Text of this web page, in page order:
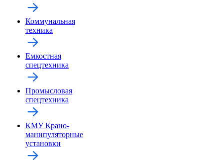
Коммунальная
техника
Емкостная
спецтехника
Промысловая
спецтехника
КМУ Крано-
манипуляторные
установки